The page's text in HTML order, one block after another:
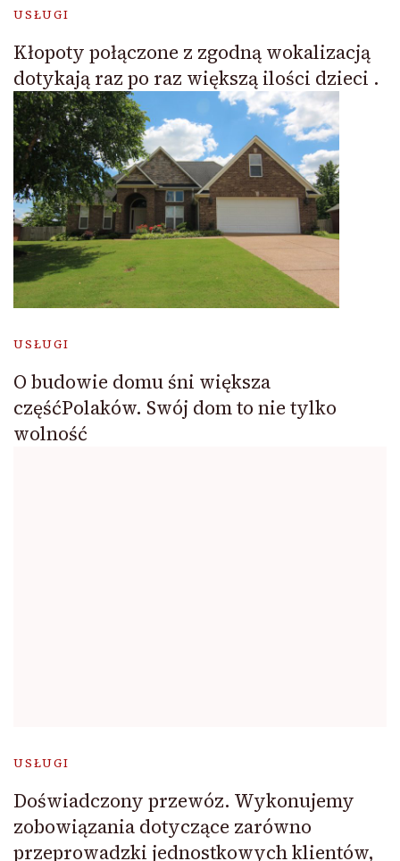
USŁUGI
Kłopoty połączone z zgodną wokalizacją
dotykają raz po raz większą ilości dzieci .
USŁUGI
O budowie domu śni większa
częśćPolaków. Swój dom to nie tylko
wolność
USŁUGI
Doświadczony przewóz. Wykonujemy
zobowiązania dotyczące zarówno
przeprowadzki jednostkowych klientów,